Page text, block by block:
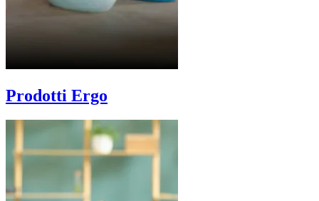
Prodotti Ergo